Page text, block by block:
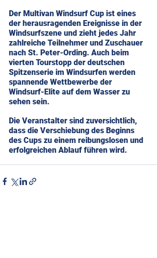
Der Multivan Windsurf Cup ist eines
der herausragenden Ereignisse in der
Windsurfszene und zieht jedes Jahr
zahlreiche Teilnehmer und Zuschauer
nach St. Peter-Ording. Auch beim
vierten Tourstopp der deutschen
Spitzenserie im Windsurfen werden
spannende Wettbewerbe der
Windsurf-Elite auf dem Wasser zu
sehen sein.
Die Veranstalter sind zuversichtlich,
dass die Verschiebung des Beginns
des Cups zu einem reibungslosen und
erfolgreichen Ablauf führen wird.